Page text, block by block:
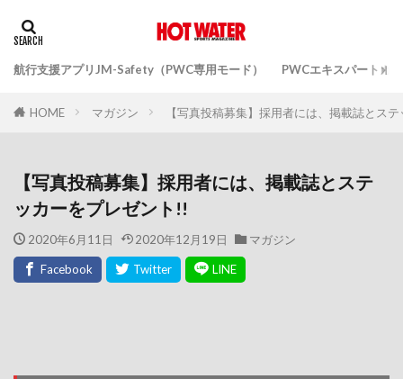
航行支援アプリJM-Safety（PWC専用モード） PWCエキスパートガ
HOME マガジン 【写真投稿募集】採用者には、掲載誌とス
【写真投稿募集】採用者には、掲載誌とステ
ッカーをプレゼント!!
2020年6月11日 2020年12月19日 マガジン